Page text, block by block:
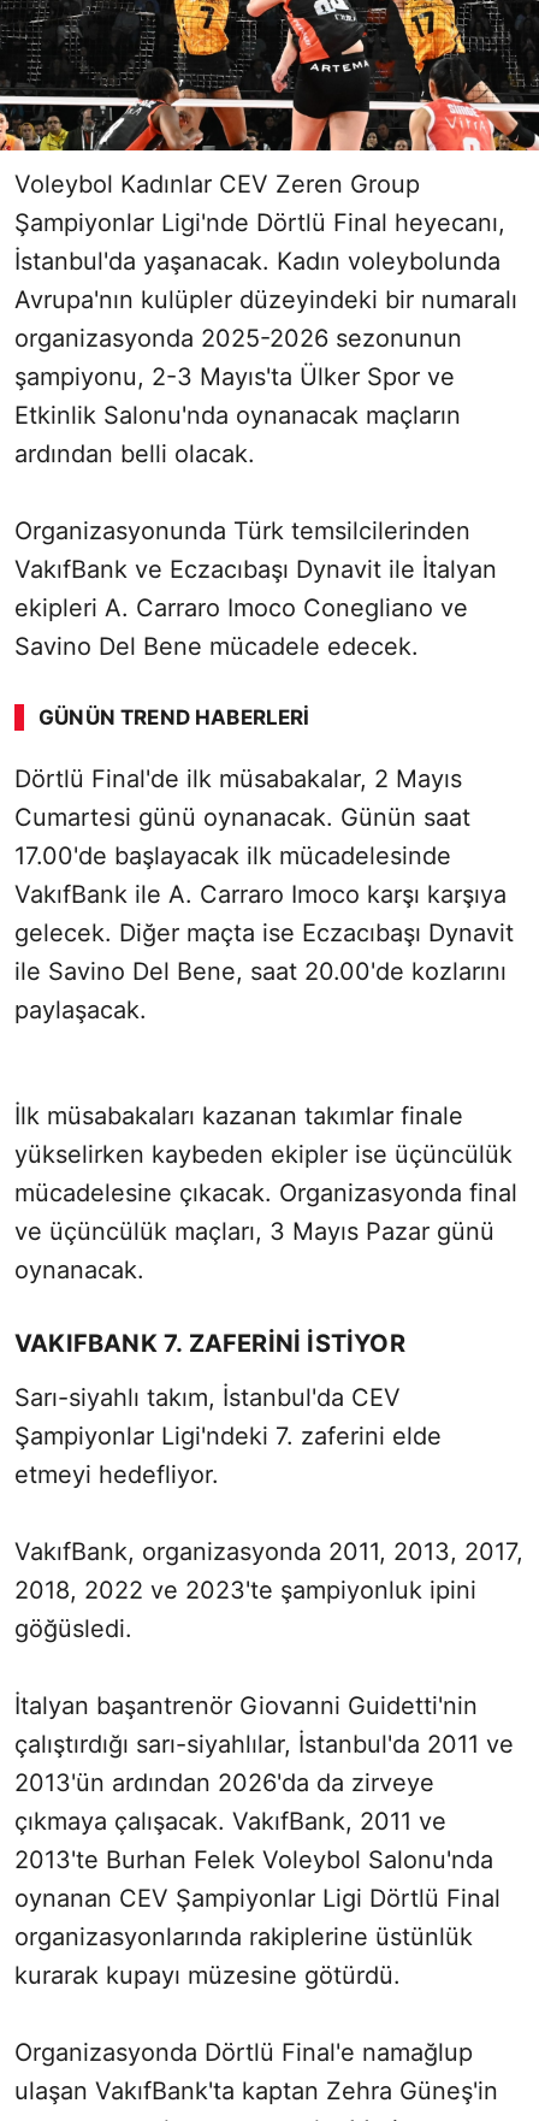
Voleybol Kadınlar CEV Zeren Group
Şampiyonlar Ligi'nde Dörtlü Final heyecanı,
İstanbul'da yaşanacak. Kadın voleybolunda
Avrupa'nın kulüpler düzeyindeki bir numaralı
organizasyonda 2025-2026 sezonunun
şampiyonu, 2-3 Mayıs'ta Ülker Spor ve
Etkinlik Salonu'nda oynanacak maçların
ardından belli olacak.
Organizasyonunda Türk temsilcilerinden
VakıfBank ve Eczacıbaşı Dynavit ile İtalyan
ekipleri A. Carraro Imoco Conegliano ve
Savino Del Bene mücadele edecek.
GÜNÜN TREND HABERLERI
SÖZCÜ SON DAKİKA
Dörtlü Final'de ilk müsabakalar, 2 Mayıs
Cumartesi günü oynanacak. Günün saat
17.00'de başlayacak ilk mücadelesinde
VakıfBank ile A. Carraro Imoco karşı karşıya
gelecek. Diğer maçta ise Eczacıbaşı Dynavit
ile Savino Del Bene, saat 20.00'de kozlarını
paylaşacak.
İlk müsabakaları kazanan takımlar finale
yükselirken kaybeden ekipler ise üçüncülük
mücadelesine çıkacak. Organizasyonda final
ve üçüncülük maçları, 3 Mayıs Pazar günü
oynanacak.
VAKIFBANK 7. ZAFERİNİ İSTİYOR
Sarı-siyahlı takım, İstanbul'da CEV
Şampiyonlar Ligi'ndeki 7. zaferini elde
etmeyi hedefliyor.
VakıfBank, organizasyonda 2011, 2013, 2017,
2018, 2022 ve 2023'te şampiyonluk ipini
göğüsledi.
İtalyan başantrenör Giovanni Guidetti'nin
çalıştırdığı sarı-siyahlılar, İstanbul'da 2011 ve
2013'ün ardından 2026'da da zirveye
çıkmaya çalışacak. VakıfBank, 2011 ve
2013'te Burhan Felek Voleybol Salonu'nda
oynanan CEV Şampiyonlar Ligi Dörtlü Final
organizasyonlarında rakiplerine üstünlük
kurarak kupayı müzesine götürdü.
Organizasyonda Dörtlü Final'e namağlup
ulaşan VakıfBank'ta kaptan Zehra Güneş'in